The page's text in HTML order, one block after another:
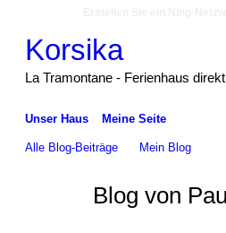
Korsika
La Tramontane - Ferienhaus
Unser Haus Meine Seite
Alle Blog-Beiträge Mein Blog
Blog von